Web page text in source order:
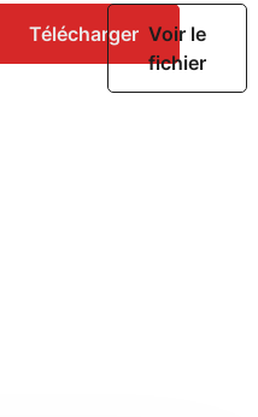
Télécharger Voir le
fichier